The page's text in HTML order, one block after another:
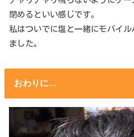
閉めるといい感じです。
私はついでに塩と一緒にモバイ
ました。
おわりに…